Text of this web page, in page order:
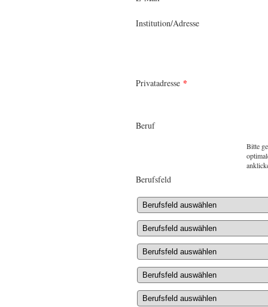
Institution/Adresse
Privatadresse *
Beruf
Bitte
Berufsfeld